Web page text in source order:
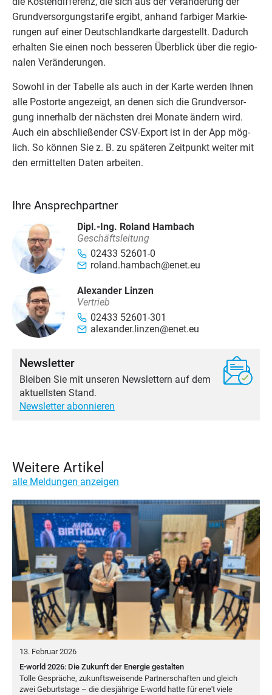
Grund­ver­sor­gungs­ta­ri­fe ergibt, anhand far­bi­ger Mar­kie­
run­gen auf einer Deutsch­land­kar­te dar­ge­stellt. Dadurch
erhal­ten Sie einen noch bes­se­ren Über­blick über die regio­
na­len Veränderungen.
Sowohl in der Tabel­le als auch in der Kar­te wer­den Ihnen
alle Postor­te ange­zeigt, an denen sich die Grund­ver­sor­
gung inner­halb der nächs­ten drei Mona­te ändern wird.
Auch ein abschlie­ßen­der CSV-Export ist in der App mög­
lich. So kön­nen Sie z. B. zu spä­te­ren Zeit­punkt wei­ter mit
den ermit­tel­ten Daten arbeiten.
Ihre Ansprechpartner
Dipl.-Ing. Roland Hambach
Geschäftsleitung
02433 52601-0
roland.hambach@enet.eu
Alexander Linzen
Vertrieb
02433 52601-301
alexander.linzen@enet.eu
Newsletter
Bleiben Sie mit unseren Newslettern auf dem
aktuellsten Stand.
Newsletter abonnieren
Weitere Artikel
alle Meldungen anzeigen
13. Februar 2026
E-world 2026: Die Zukunft der Energie gestalten
Tol­le Gesprä­che, zukunfts­wei­sen­de Part­ner­schaf­ten und gleich
zwei Geburts­ta­ge – die dies­jäh­ri­ge E‑world hat­te für ene't vie­le